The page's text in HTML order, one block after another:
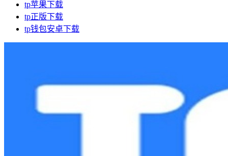
tp苹果下载
tp正版下载
tp钱包安卓下载